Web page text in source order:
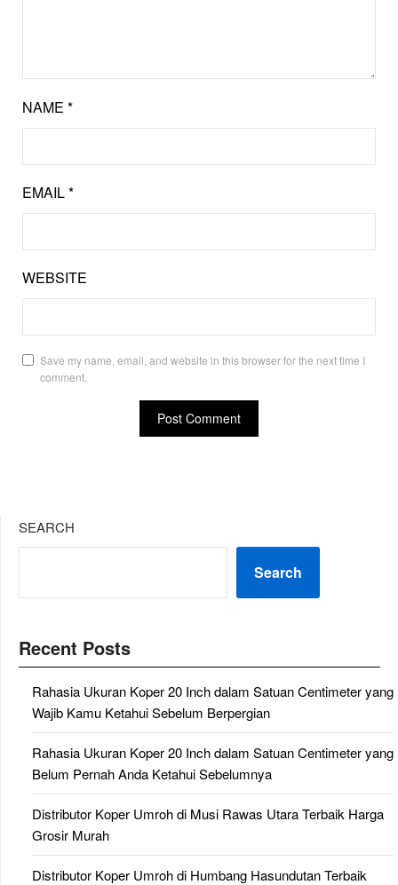
NAME *
EMAIL*
WEBSITE
Save my name, email, and website in this browser for the next time I
comment.
SEARCH
Search
Recent Posts
Rahasia Ukuran Koper 20 Inch dalam Satuan Centimeter yang
Wajib Kamu Ketahui Sebelum Berpergian
Rahasia Ukuran Koper 20 Inch dalam Satuan Centimeter yang
Belum Pernah Anda Ketahui Sebelumnya
Distributor Koper Umroh di Musi Rawas Utara Terbaik Harga
Grosir Murah
Distributor Koper Umroh di Humbang Hasundutan Terbaik